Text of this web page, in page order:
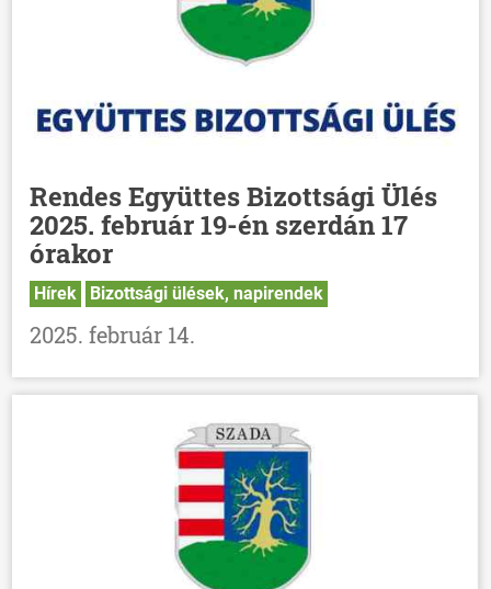
Rendes Együttes Bizottsági Ülés
2025. február 19-én szerdán 17
órakor
Hírek Bizottsági ülések, napirendek
2025. február 14.